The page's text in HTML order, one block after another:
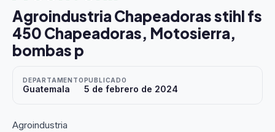
Agroindustria Chapeadoras stihl fs
450 Chapeadoras, Motosierra,
bombas p
DEPARTAMENTO
Guatemala
PUBLICADO
5 de febrero de 2024
Agroindustria